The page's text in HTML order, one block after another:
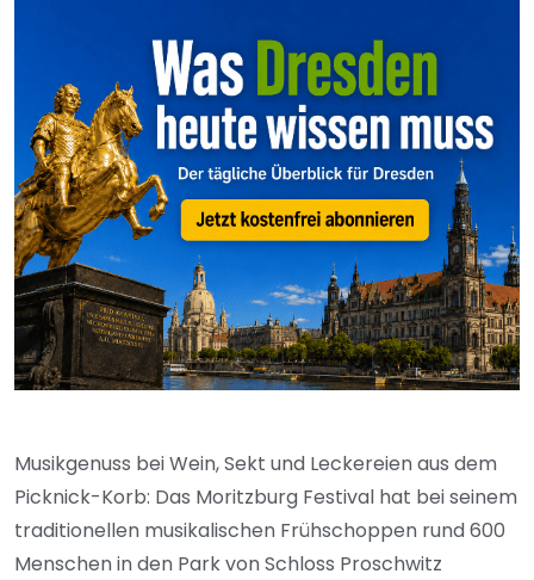
Musikgenuss bei Wein, Sekt und Leckereien aus dem
Picknick-Korb: Das Moritzburg Festival hat bei seinem
traditionellen musikalischen Frühschoppen rund 600
Menschen in den Park von Schloss Proschwitz